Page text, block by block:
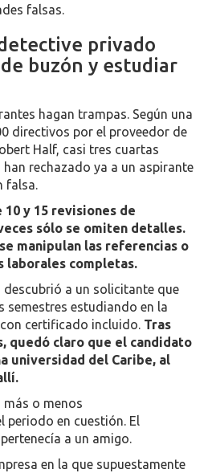
falsas.
privado
buzón y estudiar
hagan trampas. Según una
directivos por el proveedor de
Half, casi tres cuartas
rechazado ya a un aspirante
falsa.
y 15 revisiones de
sólo se omiten detalles.
manipulan las referencias o
laborales completas.
descubrió a un solicitante que
semestres estudiando en la
certificado incluido. Tras
quedó claro que el candidato
universidad del Caribe, al
o menos
periodo en cuestión. El
a un amigo.
en la que supuestamente